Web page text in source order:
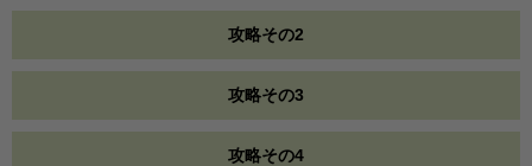
攻略その2
攻略その3
攻略その4